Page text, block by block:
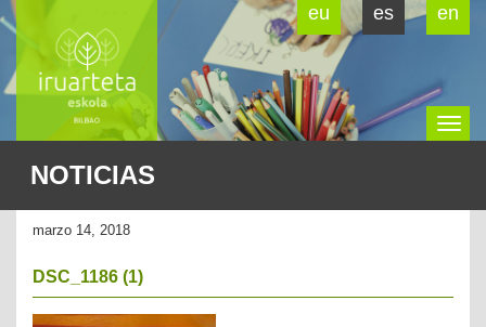
eu es en
NOTICIAS
marzo 14, 2018
DSC_1186 (1)